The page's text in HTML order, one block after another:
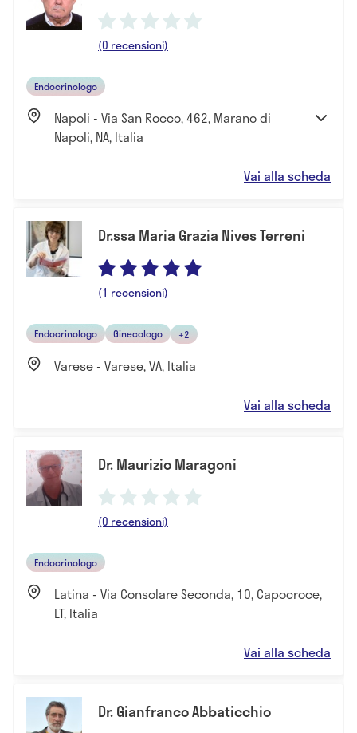
(0 recensioni)
Endocrinologo
Napoli - Via San Rocco, 462, Marano di
Napoli, NA, Italia
Vai alla scheda
Dr.ssa Maria Grazia Nives Terreni
(1 recensioni)
Endocrinologo Ginecologo +2
Varese - Varese, VA, Italia
Vai alla scheda
Dr. Maurizio Maragoni
(0 recensioni)
Endocrinologo
Latina - Via Consolare Seconda, 10, Capocroce,
LT, Italia
Vai alla scheda
Dr. Gianfranco Abbaticchio